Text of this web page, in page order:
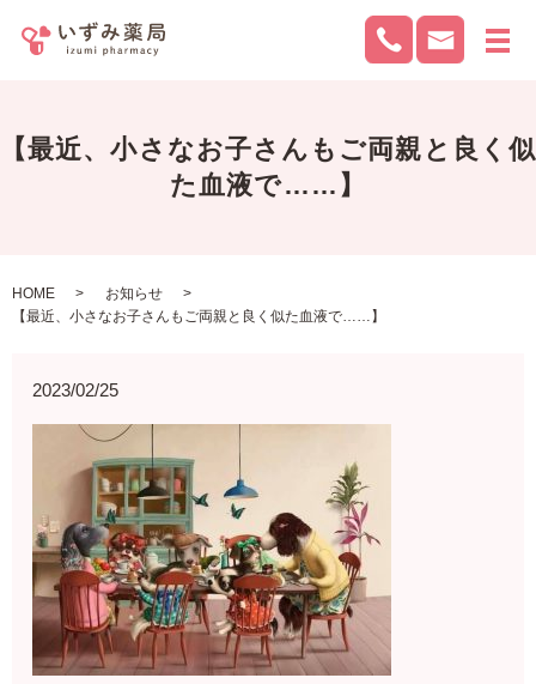
メ
【最近、小さなお子さんもご両親と良く似
た血液で……】
HOME
お知らせ
【最近、小さなお子さんもご両親と良く似た血液で……】
2023/02/25